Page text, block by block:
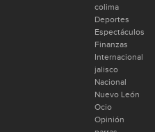
colima
Deportes
Espectáculos
Finanzas
Internacional
jalisco
Nacional
Nuevo León
Ocio
Opinión